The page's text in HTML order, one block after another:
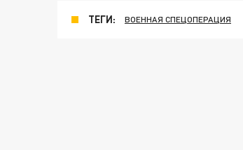
ТЕГИ: ВОЕННАЯ СПЕЦОПЕРАЦИЯ